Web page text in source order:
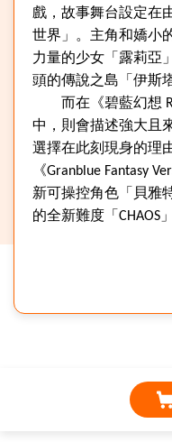
戲，故事舞台設定在
世界」。主角和嬌小
力量的少女「露莉亞
頭的傳說之島「伊斯
而在《碧藍幻想
中，則會描述強大且
選擇在此刻現身的理
《Granblue Fantasy
新可操控角色「貝雅
的全新難度「 CHAOS